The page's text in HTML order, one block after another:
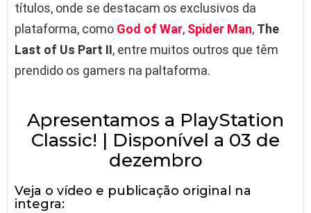
títulos, onde se destacam os exclusivos da
plataforma, como God of War, Spider Man, The
Last of Us Part II, entre muitos outros que têm
prendido os gamers na paltaforma.
Apresentamos a PlayStation
Classic! | Disponível a 03 de
dezembro
Veja o vídeo e publicação original na
integra: